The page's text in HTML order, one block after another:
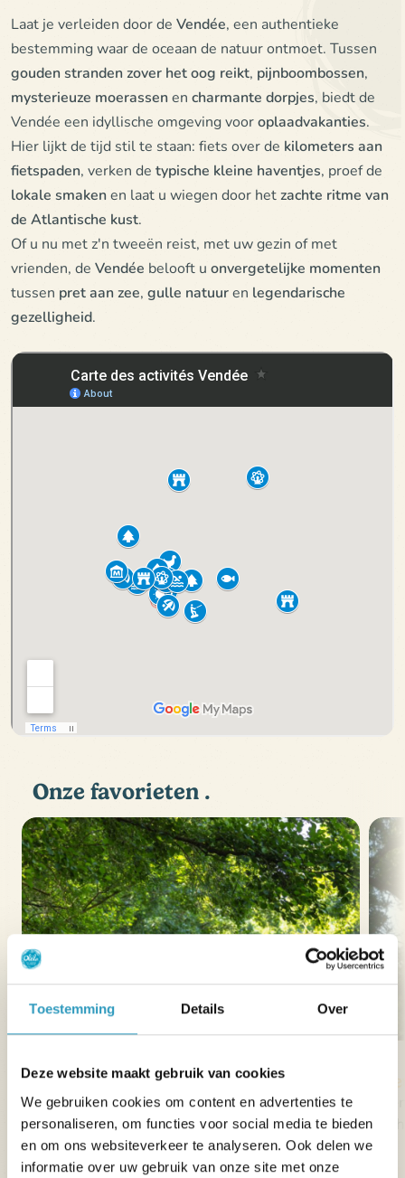
Toestemming Details Over
Deze website maakt gebruik van cookies
We gebruiken cookies om content en advertenties te
personaliseren, om functies voor social media te bieden
en om ons websiteverkeer te analyseren. Ook delen we
informatie over uw gebruik van onze site met onze
Laat je verleiden door de Vendée, een authentieke
bestemming waar de oceaan de natuur ontmoet. Tussen
gouden stranden zover het oog reikt, pijnboombossen,
mysterieuze moerassenen charmante dorpjes, biedt de
Vendée een idyllische omgeving vooroplaadvakanties.
Hier lijkt de tijd stil te staan: fiets over de kilometers aan
fietspaden, verken de typische kleine haventjes, proef de
lokale smakenen laat u wiegen door hetzachte ritme van
de Atlantische kust.
Of u nu met z'n tweeën reist, met uw gezin of met
vrienden, de Vendée belooft u onvergetelijke momenten
tussen pret aan zee, gulle natuuren legendarische
gezelligheid.
Onze favorieten .
La Maison du Marais
Laat je betoveren door het Marais Poitevin en
zijn flora en fauna tijdens een boottocht of
kanotocht.